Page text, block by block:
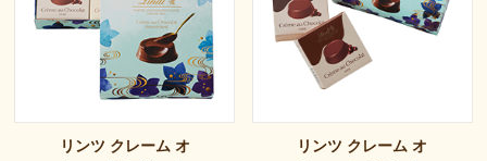
リンツ クレーム オ
リンツ クレーム オ